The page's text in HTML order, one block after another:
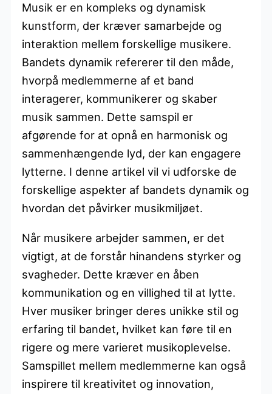
Musik er en kompleks og dynamisk
kunstform, der kræver samarbejde og
interaktion mellem forskellige musikere.
Bandets dynamik refererer til den måde,
hvorpå medlemmerne af et band
interagerer, kommunikerer og skaber
musik sammen. Dette samspil er
afgørende for at opnå en harmonisk og
sammenhængende lyd, der kan engagere
lytterne. I denne artikel vil vi udforske de
forskellige aspekter af bandets dynamik og
hvordan det påvirker musikmiljøet.
Når musikere arbejder sammen, er det
vigtigt, at de forstår hinandens styrker og
svagheder. Dette kræver en åben
kommunikation og en villighed til at lytte.
Hver musiker bringer deres unikke stil og
erfaring til bandet, hvilket kan føre til en
rigere og mere varieret musikoplevelse.
Samspillet mellem medlemmerne kan også
inspirere til kreativitet og innovation,